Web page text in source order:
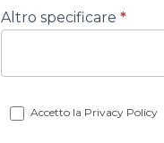
Altro specificare *
Accetto la Privacy Policy